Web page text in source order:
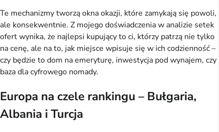
Te mechanizmy tworzą okna okazji, które zamykają się powoli,
ale konsekwentnie. Z mojego doświadczenia w analizie setek
ofert wynika, że najlepsi kupujący to ci, którzy patrzą nie tylko
na cenę, ale na to, jak miejsce wpisuje się w ich codzienność –
czy będzie to dom na emeryturę, inwestycja pod wynajem, czy
baza dla cyfrowego nomady.
Europa na czele rankingu – Bułgaria,
Albania i Turcja